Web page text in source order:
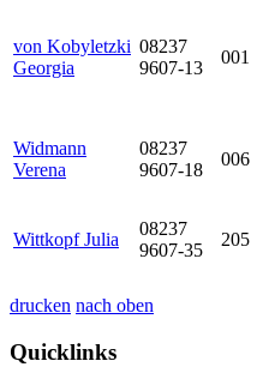
von Kobyletzki
Georgia
08237
9607-13
001
Widmann
Verena
08237
9607-18
006
Wittkopf Julia
08237
9607-35
205
drucken nach oben
Quicklinks